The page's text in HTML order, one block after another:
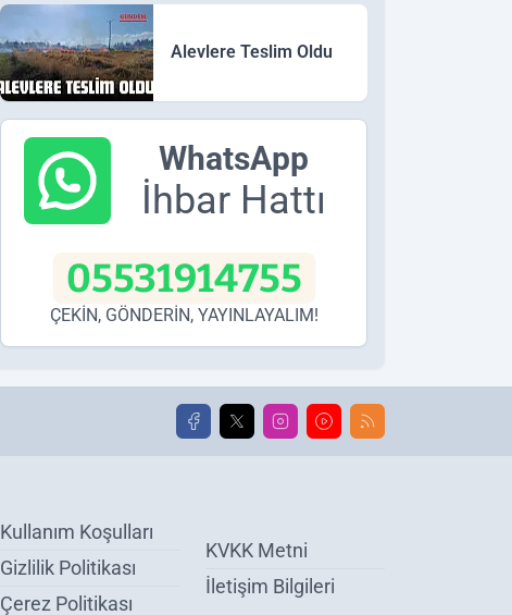
Alevlere Teslim Oldu
WhatsApp
İhbar Hattı
05531914755
ÇEKİN, GÖNDERİN, YAYINLAYALIM!
Kullanım Koşulları
Gizlilik Politikası
Çerez Politikası
KVKK Metni
İletişim Bilgileri